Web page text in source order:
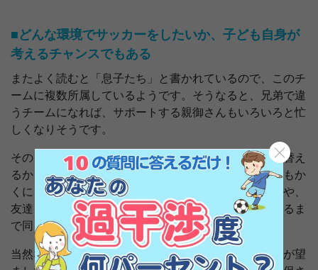
■どんな環境でサッカーをしたいか、子ども自身が
考えるチャンスでもある
またよく読むと「息子たち」と書かれているので、このチ
ームに複数所属しているようです。そうなると、兄弟で違
うチームになれば、サポートする親御さんもいろいろと忙
しくなりそうです。
そのように多角的に見ていくと、兄弟全員でチームを替え
るか、全員残るかという選択になるでしょうか。とにもか
くにも、息子さんに「どうしたい？」と尋ねて、「いや、
友達もいるし」となったときは、そのまま中学に上がるま
で同じチームでプレーすることになりそうです。
当然ながら、子どもにとって一番いい環境にいることが望